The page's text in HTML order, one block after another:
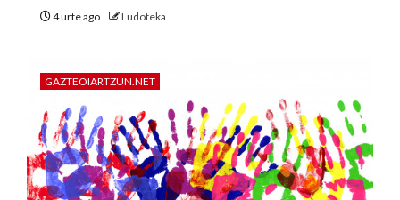
4 urte ago Ludoteka
GAZTEOIARTZUN.NET